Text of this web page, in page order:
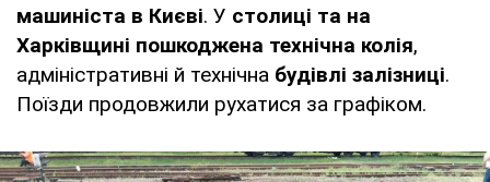
машиніста в Києві. У столиці та на
Харківщині пошкоджена технічна колія,
адміністративні й технічна будівлі залізниці.
Поїзди продовжили рухатися за графіком.